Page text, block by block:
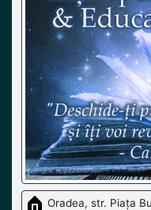
Oradea, str. Piața